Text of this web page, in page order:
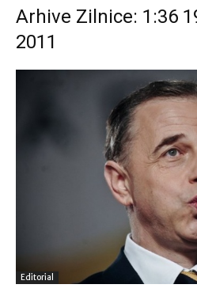
Arhive Zilnice: 1:36
2011
Editorial